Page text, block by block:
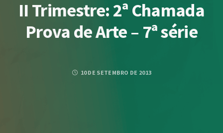
II Trimestre: 2ª Chamada
Prova de Arte – 7ª série
10 DE SETEMBRO DE 2013